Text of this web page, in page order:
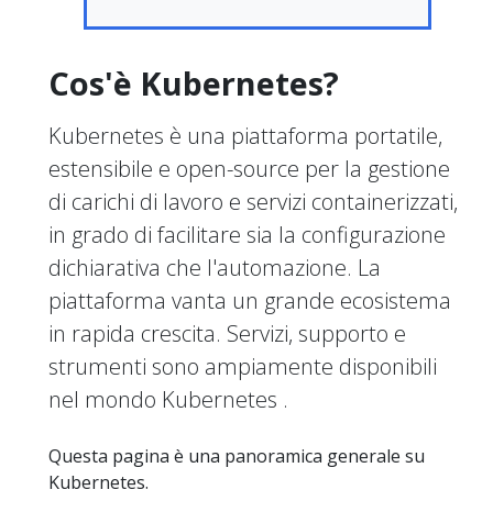
Cos'è Kubernetes?
Kubernetes è una piattaforma portatile,
estensibile e open-source per la gestione
di carichi di lavoro e servizi containerizzati,
in grado di facilitare sia la configurazione
dichiarativa che l'automazione. La
piattaforma vanta un grande ecosistema
in rapida crescita. Servizi, supporto e
strumenti sono ampiamente disponibili
nel mondo Kubernetes .
Questa pagina è una panoramica generale su
Kubernetes.